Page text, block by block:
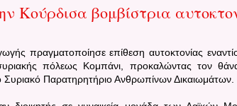
Κούρδισα βομβίστρια
πραγματοποίησε επίθεση αυτοκτονίας
πόλεως Κομπάνι, προκαλώντας τον
Παρατηρητήριο Ανθρωπίνων Δικαιωμάτων.